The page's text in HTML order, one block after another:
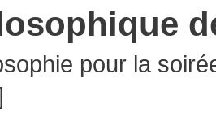
pour la